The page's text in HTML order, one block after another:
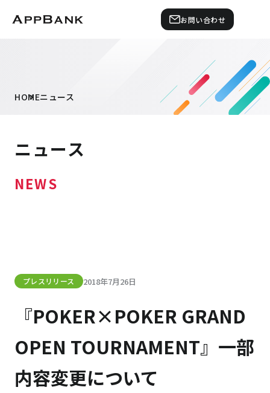
お問い合わせ
HOMEニュース
ニュース
NEWS
プレスリリース 2018年7月26日
『POKER×POKER GRAND
OPEN TOURNAMENT』一部
内容変更について